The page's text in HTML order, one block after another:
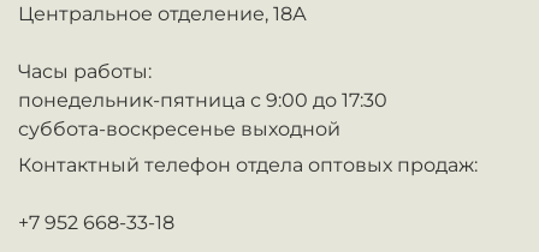
Центральное отделение, 18А
Часы работы:
понедельник-пятница с 9:00 до 17:30
суббота-воскресенье выходной
Контактный телефон отдела оптовых продаж:
+7 952 668-33-18